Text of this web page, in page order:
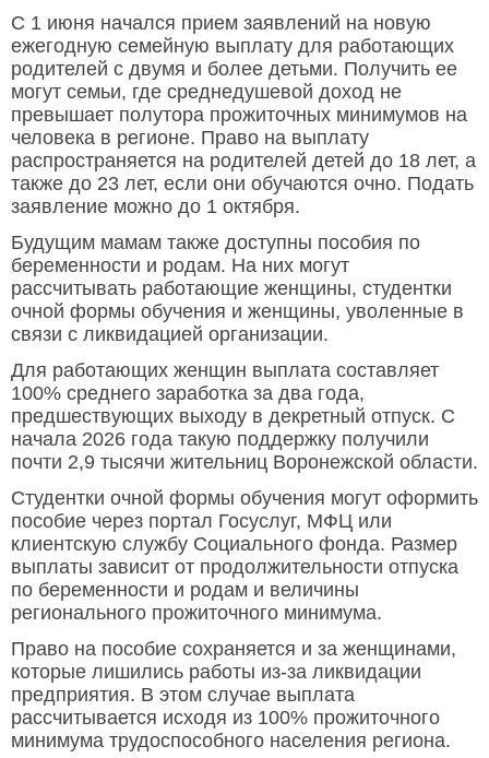
С 1 июня начался прием заявлений на новую
ежегодную семейную выплату для работающих
родителей с двумя и более детьми. Получить ее
могут семьи, где среднедушевой доход не
превышает полутора прожиточных минимумов на
человека в регионе. Право на выплату
распространяется на родителей детей до 18 лет, а
также до 23 лет, если они обучаются очно. Подать
заявление можно до 1 октября.
Будущим мамам также доступны пособия по
беременности и родам. На них могут
рассчитывать работающие женщины, студентки
очной формы обучения и женщины, уволенные в
связи с ликвидацией организации.
Для работающих женщин выплата составляет
100% среднего заработка за два года,
предшествующих выходу в декретный отпуск. С
начала 2026 года такую поддержку получили
почти 2,9 тысячи жительниц Воронежской области.
Студентки очной формы обучения могут оформить
пособие через портал Госуслуг, МФЦ или
клиентскую службу Социального фонда. Размер
выплаты зависит от продолжительности отпуска
по беременности и родам и величины
регионального прожиточного минимума.
Право на пособие сохраняется и за женщинами,
которые лишились работы из-за ликвидации
предприятия. В этом случае выплата
рассчитывается исходя из 100% прожиточного
минимума трудоспособного населения региона.